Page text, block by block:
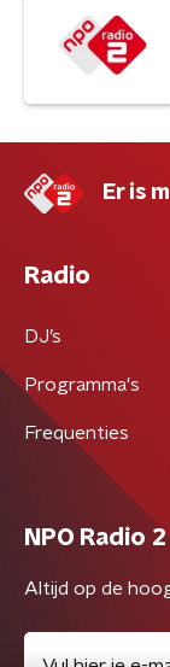
Er is
Radio
DJ’s
Programma's
Frequenties
NPO Radio
Altijd op de